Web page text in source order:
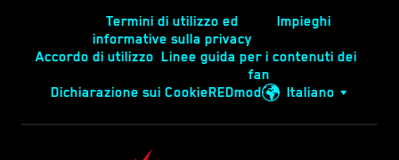
Termini di utilizzo ed
informative sulla privacy
Impieghi
Accordo di utilizzo Linee guida per i contenuti dei
fan
Dichiarazione sui CookieREDmod Italiano